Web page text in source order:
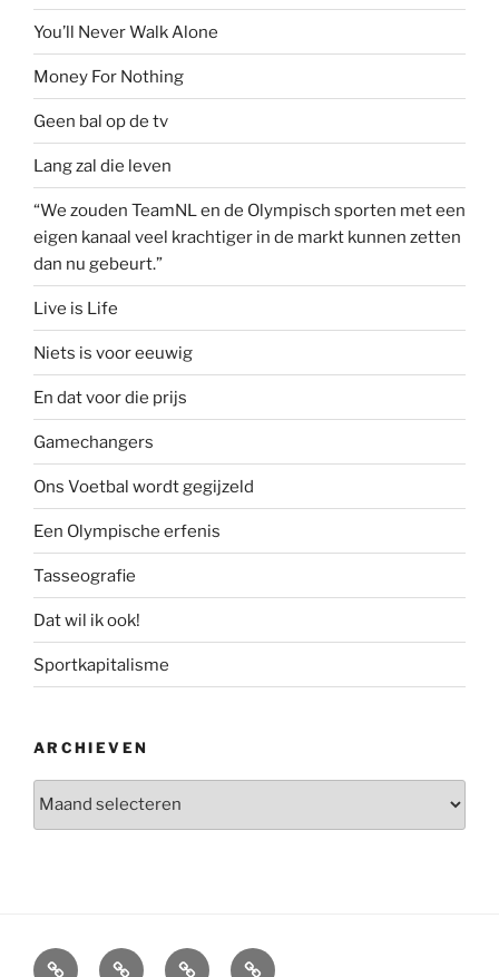
You’ll Never Walk Alone
Money For Nothing
Geen bal op de tv
Lang zal die leven
“We zouden TeamNL en de Olympisch sporten met een
eigen kanaal veel krachtiger in de markt kunnen zetten
dan nu gebeurt.”
Live is Life
Niets is voor eeuwig
En dat voor die prijs
Gamechangers
Ons Voetbal wordt gegijzeld
Een Olympische erfenis
Tasseografie
Dat wil ik ook!
Sportkapitalisme
ARCHIEVEN
Home InterviewBoeken Over